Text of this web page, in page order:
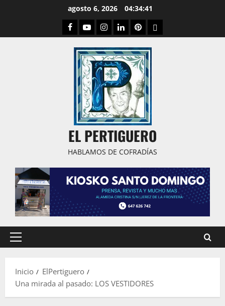
agosto 6, 2026 04:34:42
Facebook
YoutubeInstagram
LinkedPinterestDribbble
EL PERTIGUERO
HABLAMOS DE COFRADÍAS
Menú
Inicio
ElPertiguero
Una mirada al pasado: LOS VESTIDORES